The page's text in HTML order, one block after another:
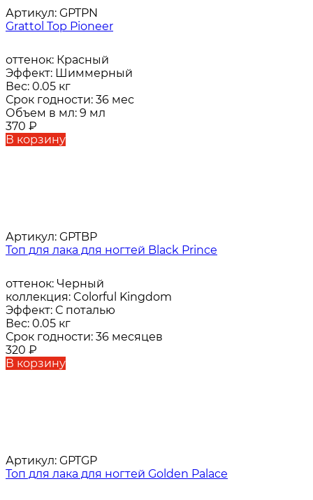
Артикул: GPTPN
Grattol Top Pioneer
оттенок: Красный
Эффект: Шиммерный
Вес: 0.05 кг
Срок годности: 36 мес
Объем в мл: 9 мл
370 ₽
В корзину
Артикул: GPTBP
Топ для лака для ногтей Black Prince
оттенок: Черный
коллекция: Colorful Kingdom
Эффект: С поталью
Вес: 0.05 кг
Срок годности: 36 месяцев
320 ₽
В корзину
Артикул: GPTGP
Топ для лака для ногтей Golden Palace